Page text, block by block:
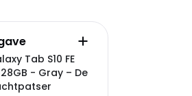
Tab S10 FE
- Gray – De